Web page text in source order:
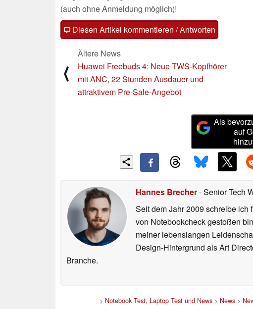
(auch ohne Anmeldung möglich)!
Diesen Artikel kommentieren / Antworten
⟨
Ältere News
Huawei Freebuds 4: Neue TWS-Kopfhörer
mit ANC, 22 Stunden Ausdauer und
attraktivem Pre-Sale-Angebot
Als
auf
Hannes Brecher- Senior Tech
Seit dem Jahr 2009 schreibe
von Notebookcheck gestoßen
meiner lebenslangen
Design-Hintergrund als Art
Branche.
> Notebook Test, Laptop Test und News > News >